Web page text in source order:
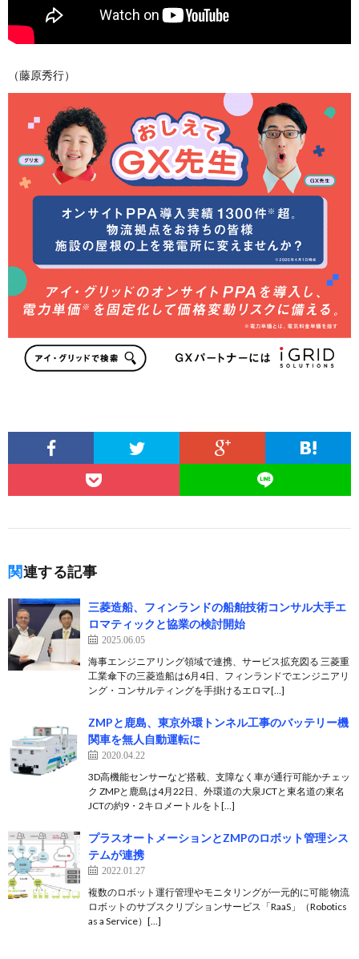
（藤原秀行）
関連する記事
三菱造船、フィンランドの船舶技術コンサル大手エ
ロマティックと協業の検討開始
2025.06.05
海事エンジニアリング領域で連携、サービス拡充図る 三菱重
工業傘下の三菱造船は6月4日、フィンランドでエンジニアリ
ング・コンサルティングを手掛けるエロマ[…]
ZMPと鹿島、東京外環トンネル工事のバッテリー機
関車を無人自動運転に
2020.04.22
3D高機能センサーなど搭載、支障なく車が通行可能かチェッ
ク ZMPと鹿島は4月22日、外環道の大泉JCTと東名道の東名
JCTの約9・2キロメートルをト[…]
プラスオートメーションとZMPのロボット管理シス
テムが連携
2022.01.27
複数のロボット運行管理やモニタリングが一元的に可能 物流
ロボットのサブスクリプションサービス「RaaS」（Robotics
as a Service）[…]